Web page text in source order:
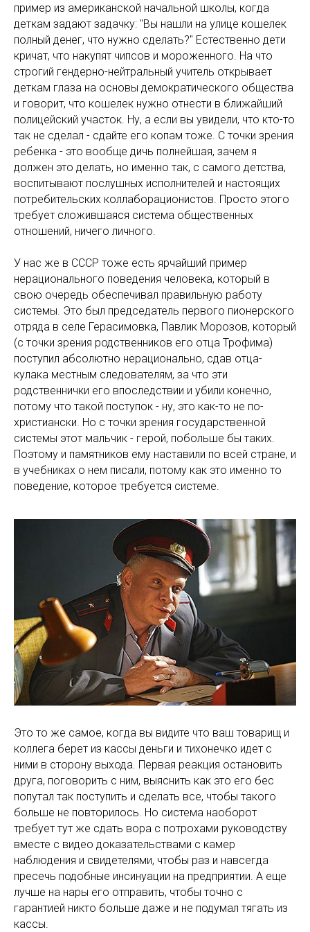
пример из американской начальной школы, когда
деткам задают задачку: "Вы нашли на улице кошелек
полный денег, что нужно сделать?" Естественно дети
кричат, что накупят чипсов и мороженного. На что
строгий гендерно-нейтральный учитель открывает
деткам глаза на основы демократического общества
и говорит, что кошелек нужно отнести в ближайший
полицейский участок. Ну, а если вы увидели, что кто-то
так не сделал - сдайте его копам тоже. С точки зрения
ребенка - это вообще дичь полнейшая, зачем я
должен это делать, но именно так, с самого детства,
воспитывают послушных исполнителей и настоящих
потребительских коллаборационистов. Просто этого
требует сложившаяся система общественных
отношений, ничего личного.
У нас же в СССР тоже есть ярчайший пример
нерационального поведения человека, который в
свою очередь обеспечивал правильную работу
системы. Это был председатель первого пионерского
отряда в селе Герасимовка, Павлик Морозов, который
(с точки зрения родственников его отца Трофима)
поступил абсолютно нерационально, сдав отца-
кулака местным следователям, за что эти
родственнички его впоследствии и убили конечно,
потому что такой поступок - ну, это как-то не по-
христиански. Но с точки зрения государственной
системы этот мальчик - герой, побольше бы таких.
Поэтому и памятников ему наставили по всей стране, и
в учебниках о нем писали, потому как это именно то
поведение, которое требуется системе.
Это то же самое, когда вы видите что ваш товарищ и
коллега берет из кассы деньги и тихонечко идет с
ними в сторону выхода. Первая реакция остановить
друга, поговорить с ним, выяснить как это его бес
попутал так поступить и сделать все, чтобы такого
больше не повторилось. Но система наоборот
требует тут же сдать вора с потрохами руководству
вместе с видео доказательствами с камер
наблюдения и свидетелями, чтобы раз и навсегда
пресечь подобные инсинуации на предприятии. А еще
лучше на нары его отправить, чтобы точно с
гарантией никто больше даже и не подумал тягать из
кассы.